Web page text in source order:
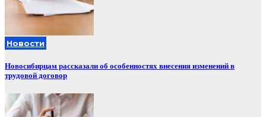
Новости
Новосибирцам рассказали об особенностях внесения изменений в
трудовой договор